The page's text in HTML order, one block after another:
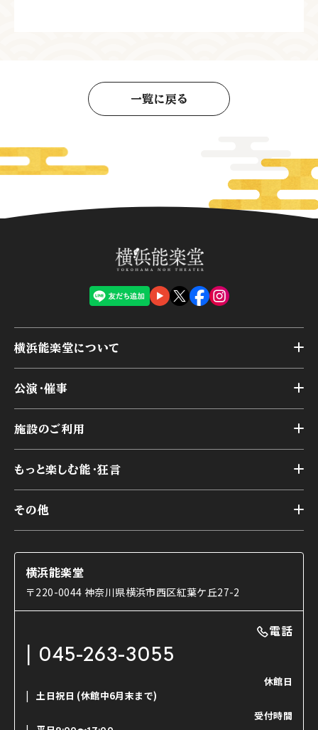
一覧に戻る
横浜能楽堂について
横浜能楽堂が取り組んだ事業
能舞台の歴史と特徴
様々なお客様に向けて
本舞台座席
交通アクセス
公演・催事
アーカイブ
施設のご利用
第二舞台
研修室
楽屋
ご利用の流れ
利用料金表
もっと楽しむ能・狂言
能舞台と演じ手
使用する道具
能・狂言の曲目説明
日本の古典芸能
その他
コラム
OTABISHO
チケット購入方法
ご寄附について
よくいただくご質問
横浜能楽堂
〒220-0044 神奈川県横浜市西区紅葉ケ丘27-2
電話
045-263-3055
休館日
土日祝日 (休館中6月末まで)
受付時間